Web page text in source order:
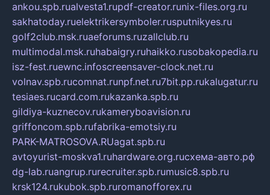
ankou.spb.rualvesta1.rupdf-creator.runix-files.org.ru
sakhatoday.ruelektrikersymboler.rusputnikyes.ru
golf2club.msk.ruaeforums.ruzallclub.ru
multimodal.msk.ruhabaigry.ruhaikko.rusobakopedia.ru
isz-fest.ruewnc.infoscreensaver-clock.net.ru
volnav.spb.rucomnat.runpf.net.ru7bit.pp.rukalugatur.ru
tesiaes.rucard.com.rukazanka.spb.ru
gildiya-kuznecov.rukameryboavision.ru
griffoncom.spb.rufabrika-emotsiy.ru
PARK-MATROSOVA.RUagat.spb.ru
avtoyurist-moskva1.ruhardware.org.ruсхема-авто.рф
dg-lab.ruangrup.rurecruiter.spb.rumusic8.spb.ru
krsk124.rukubok.spb.ruromanofforex.ru